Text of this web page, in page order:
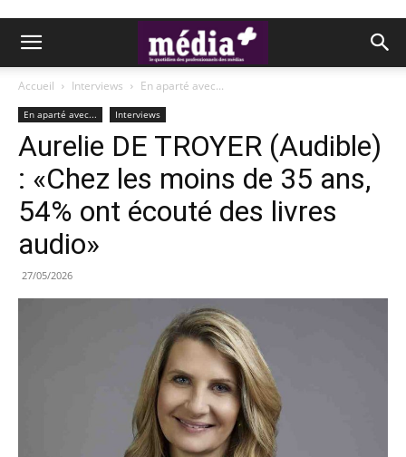
Accueil Interviews En aparté avec...
En aparté avec... Interviews
Aurelie DE TROYER (Audible)
: «Chez les moins de 35 ans,
54% ont écouté des livres
audio»
27/05/2026